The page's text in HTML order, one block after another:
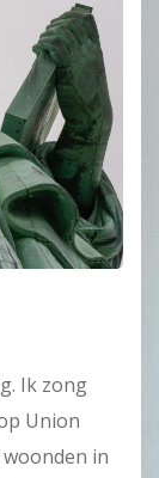
Ik zong
Union
in